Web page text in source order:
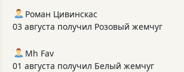
Роман Цивинскас
03 августа получил Розовый жемчуг
Mh Fav
01 августа получил Белый жемчуг